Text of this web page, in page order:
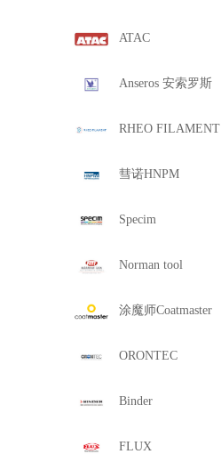
ATAC
Anseros 安索罗斯
RHEO FILAMENT
彗诺HNPM
Specim
Norman tool
涂魔师Coatmaster
ORONTEC
Binder
FLUX